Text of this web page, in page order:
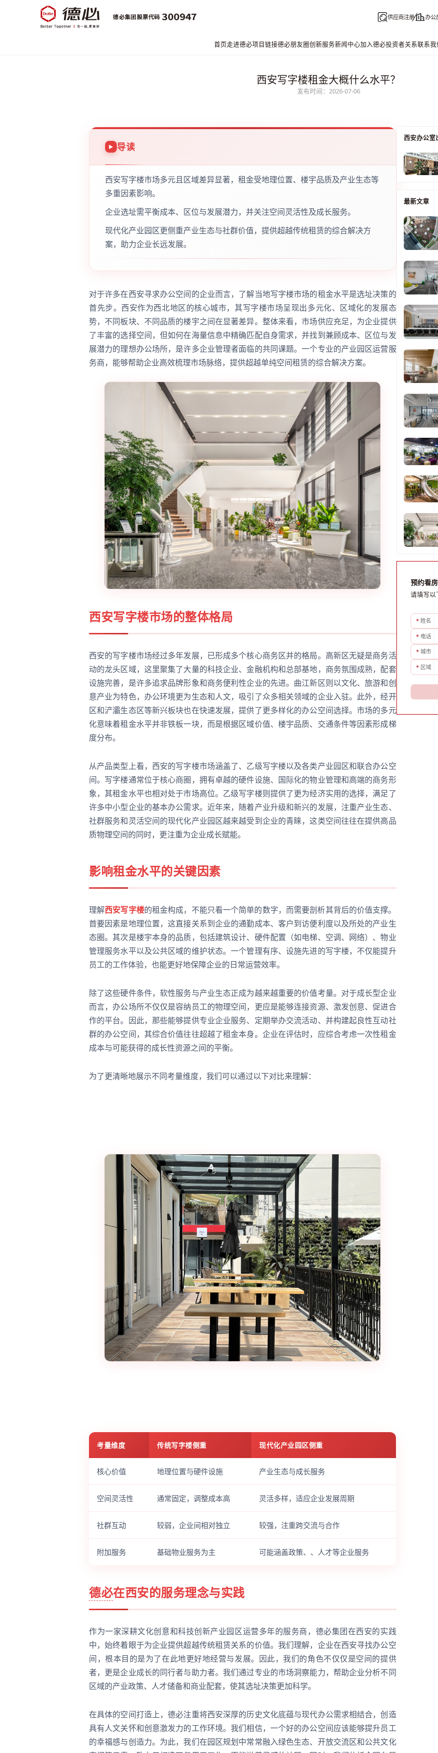
供应商注册 办公
首页走进德必项目链接德必朋友圈创新服务新闻中心加入德必投资者关系联系我
西安写字楼租金大概什么水平？
发布时间：2026-07-06
导读
西安写字楼市场多元且区域差异显著，租金受地理位置、楼宇品质及产业生态等
多重因素影响。
企业选址需平衡成本、区位与发展潜力，并关注空间灵活性及成长服务。
现代化产业园区更侧重产业生态与社群价值，提供超越传统租赁的综合解决方
案，助力企业长远发展。
对于许多在西安寻求办公空间的企业而言，了解当地写字楼市场的租金水平是选址决策的
首先步。西安作为西北地区的核心城市，其写字楼市场呈现出多元化、区域化的发展态
势，不同板块、不同品质的楼宇之间在显著差异。整体来看，市场供应充足，为企业提供
了丰富的选择空间，但如何在海量信息中精确匹配自身需求，并找到兼顾成本、区位与发
展潜力的理想办公场所，是许多企业管理者面临的共同课题。一个专业的产业园区运营服
务商，能够帮助企业高效梳理市场脉络，提供超越单纯空间租赁的综合解决方案。
西安写字楼市场的整体格局
西安的写字楼市场经过多年发展，已形成多个核心商务区并的格局。高新区无疑是商务活
动的龙头区域，这里聚集了大量的科技企业、金融机构和总部基地，商务氛围成熟，配套
设施完善，是许多追求品牌形象和商务便利性企业的先进。曲江新区则以文化、旅游和创
意产业为特色，办公环境更为生态和人文，吸引了众多相关领域的企业入驻。此外，经开
区和浐灞生态区等新兴板块也在快速发展，提供了更多样化的办公空间选择。市场的多元
化意味着租金水平并非铁板一块，而是根据区域价值、楼宇品质、交通条件等因素形成梯
度分布。
从产品类型上看，西安的写字楼市场涵盖了、乙级写字楼以及各类产业园区和联合办公空
间。写字楼通常位于核心商圈，拥有卓越的硬件设施、国际化的物业管理和高端的商务形
象，其租金水平也相对处于市场高位。乙级写字楼则提供了更为经济实用的选择，满足了
许多中小型企业的基本办公需求。近年来，随着产业升级和新兴的发展，注重产业生态、
社群服务和灵活空间的现代化产业园区越来越受到企业的青睐，这类空间往往在提供高品
质物理空间的同时，更注重为企业成长赋能。
影响租金水平的关键因素
理解西安写字楼的租金构成，不能只看一个简单的数字，而需要剖析其背后的价值支撑。
首要因素是地理位置，这直接关系到企业的通勤成本、客户到访便利度以及所处的产业生
态圈。其次是楼宇本身的品质，包括建筑设计、硬件配置（如电梯、空调、网络）、物业
管理服务水平以及公共区域的维护状态。一个管理有序、设施先进的写字楼，不仅能提升
员工的工作体验，也能更好地保障企业的日常运营效率。
除了这些硬件条件，软性服务与产业生态正成为越来越重要的价值考量。对于成长型企业
而言，办公场所不仅仅是容纳员工的物理空间，更应是能够连接资源、激发创意、促进合
作的平台。因此，那些能够提供专业企业服务、定期举办交流活动、并构建起良性互动社
群的办公空间，其综合价值往往超越了租金本身。企业在评估时，应综合考虑一次性租金
成本与可能获得的成长性资源之间的平衡。
为了更清晰地展示不同考量维度，我们可以通过以下对比来理解：
考量维度 传统写字楼侧重 现代化产业园区侧重
核心价值 地理位置与硬件设施 产业生态与成长服务
空间灵活性 通常固定，调整成本高 灵活多样，适应企业发展周期
社群互动 较弱，企业间相对独立 较强，注重跨交流与合作
附加服务 基础物业服务为主 可能涵盖政策、、人才等企业服务
德必在西安的服务理念与实践
作为一家深耕文化创意和科技创新产业园区运营多年的服务商，德必集团在西安的实践
中，始终着眼于为企业提供超越传统租赁关系的价值。我们理解，企业在西安寻找办公空
间，根本目的是为了在此地更好地经营与发展。因此，我们的角色不仅仅是空间的提供
者，更是企业成长的同行者与助力者。我们通过专业的市场洞察能力，帮助企业分析不同
区域的产业政策、人才储备和商业配套，使其选址决策更加科学。
在具体的空间打造上，德必注重将西安深厚的历史文化底蕴与现代办公需求相结合，创造
具有人文关怀和创意激发力的工作环境。我们相信，一个好的办公空间应该能够提升员工
的幸福感与创造力。为此，我们在园区规划中常常融入绿色生态、开放交流区和公共文化
西安办公室
最新文章
预约看房
请填写以
* 姓名
* 电话
* 城市
* 区域